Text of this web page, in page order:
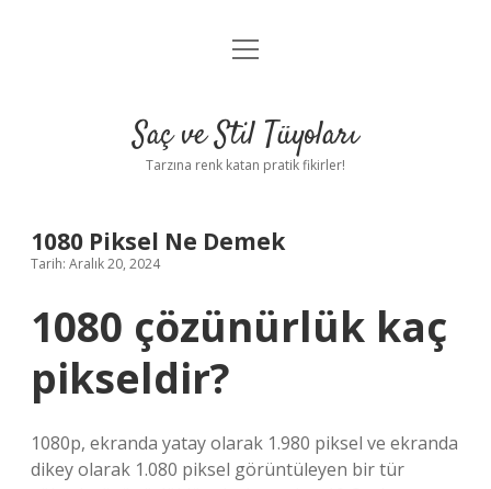
Anasayfa
Yasal Uyarı
menüyü
Saç ve Stil Tüyoları
Tarzına renk katan pratik fikirler!
1080 Piksel Ne Demek
Tarih: Aralık 20, 2024
1080 çözünürlük kaç
pikseldir?
1080p, ekranda yatay olarak 1.980 piksel ve ekranda
dikey olarak 1.080 piksel görüntüleyen bir tür